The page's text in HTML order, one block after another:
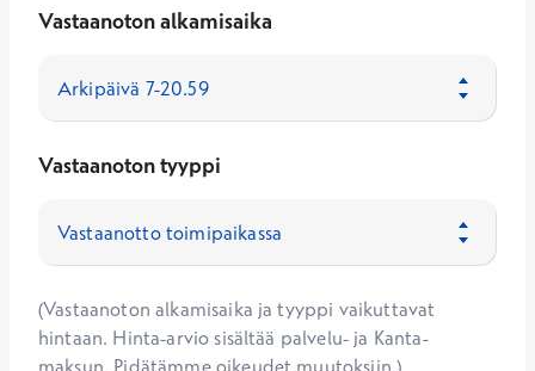
Vastaanoton alkamisaika
Vastaanoton tyyppi
(Vastaanoton alkamisaika ja tyyppi vaikuttavat
hintaan. Hinta-arvio sisältää palvelu- ja Kanta-
maksun. Pidätämme oikeudet muutoksiin.)